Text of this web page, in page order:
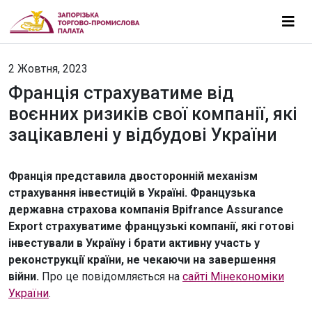
2 Жовтня, 2023
Франція страхуватиме від
воєнних ризиків свої компанії, які
зацікавлені у відбудові України
Франція представила двосторонній механізм
страхування інвестицій в Україні. Французька
державна страхова компанія Bpifrance Assurance
Export страхуватиме французькі компанії, які готові
інвестували в Україну і брати активну участь у
реконструкції країни, не чекаючи на завершення
війни. Про це повідомляється на сайті Мінекономіки
України.